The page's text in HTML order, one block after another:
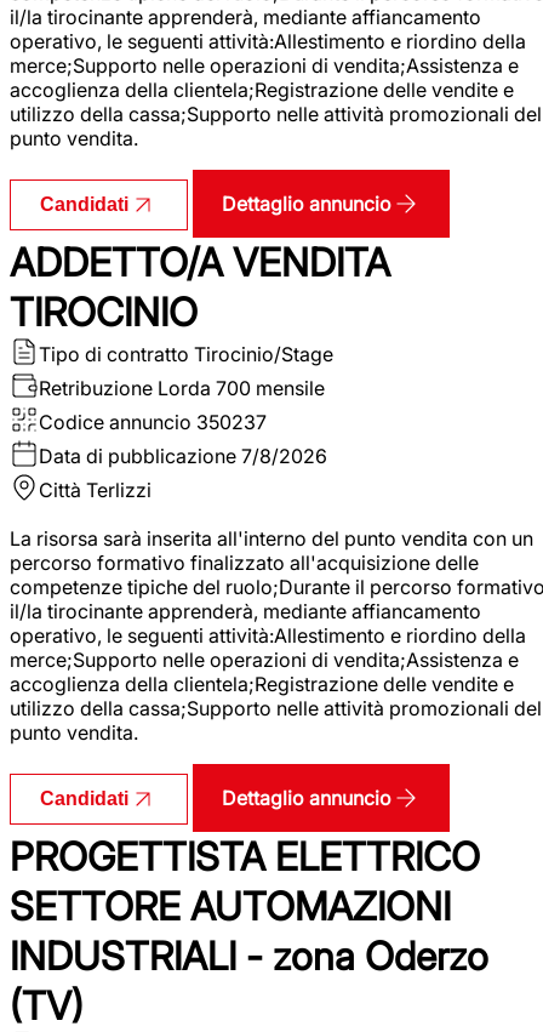
il/la tirocinante apprenderà, mediante affiancamento
operativo, le seguenti attività:Allestimento e riordino della
merce;Supporto nelle operazioni di vendita;Assistenza e
accoglienza della clientela;Registrazione delle vendite e
utilizzo della cassa;Supporto nelle attività promozionali del
punto vendita.
Candidati Dettaglio annuncio
ADDETTO/A VENDITA
TIROCINIO
Tipo di contratto Tirocinio/Stage
Retribuzione Lorda 700 mensile
Codice annuncio 350237
Data di pubblicazione 7/8/2026
Città Terlizzi
La risorsa sarà inserita all'interno del punto vendita con un
percorso formativo finalizzato all'acquisizione delle
competenze tipiche del ruolo;Durante il percorso
il/la tirocinante apprenderà, mediante affiancamento
operativo, le seguenti attività:Allestimento e riordino della
merce;Supporto nelle operazioni di vendita;Assistenza e
accoglienza della clientela;Registrazione delle vendite e
utilizzo della cassa;Supporto nelle attività promozionali del
punto vendita.
Candidati Dettaglio annuncio
PROGETTISTA ELETTRICO
SETTORE AUTOMAZIONI
INDUSTRIALI - zona Oderzo
(TV)